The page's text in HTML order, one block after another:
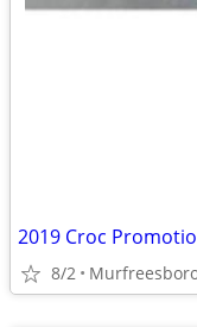
2019 Croc
8/2